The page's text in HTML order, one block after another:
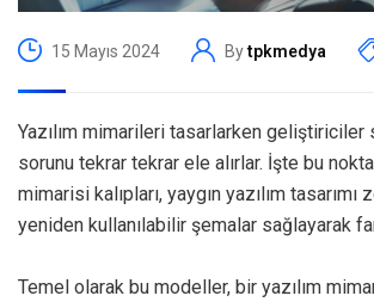
15 Mayıs 2024 Bytpkmedya
Yazılım mimarileri tasarlarken geliştiriciler
sorunu tekrar tekrar ele alırlar. İşte bu
mimarisi kalıpları, yaygın yazılım tasarımı
yeniden kullanılabilir şemalar sağlayarak
Temel olarak bu modeller, bir yazılım